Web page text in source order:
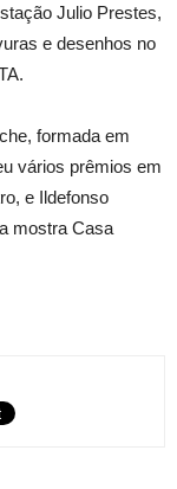
Julio Prestes,
e desenhos no
formada em
vários prêmios em
e Ildefonso
mostra Casa